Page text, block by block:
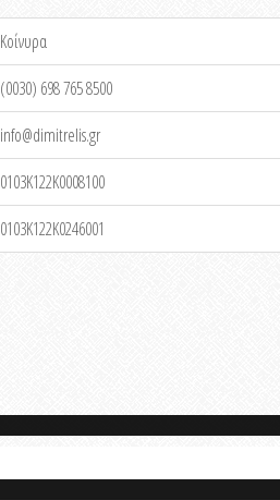
Κοίνυρα
(0030) 698 765 8500
info@dimitrelis.gr
0103K122K0008100
0103K122K0246001